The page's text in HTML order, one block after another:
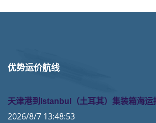
优势运价航线
天津港到Istanbul（土耳其）集装箱海运
2026/8/7 13:48:53